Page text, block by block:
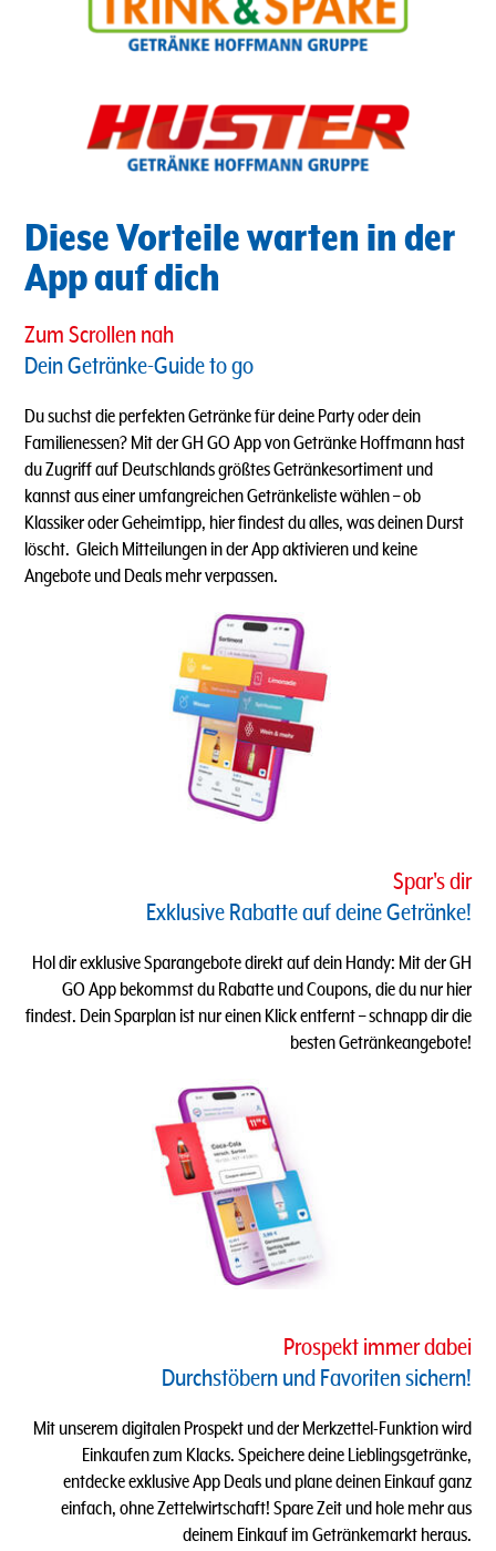
Diese Vorteile warten in der
App auf dich
Zum Scrollen nah
Dein Getränke-Guide to go
Du suchst die perfekten Getränke für deine Party oder dein
Familienessen? Mit der GH GO App von Getränke Hoffmann hast
du Zugriff auf Deutschlands größtes Getränkesortiment und
kannst aus einer umfangreichen Getränkeliste wählen – ob
Klassiker oder Geheimtipp, hier findest du alles, was deinen Durst
löscht. ​ Gleich Mitteilungen in der App aktivieren und keine
Angebote und Deals mehr verpassen.
Spar's dir
Exklusive Rabatte auf deine Getränke!
Hol dir exklusive Sparangebote direkt auf dein Handy: Mit der GH
GO App bekommst du Rabatte und Coupons, die du nur hier
findest. Dein Sparplan ist nur einen Klick entfernt – schnapp dir die
besten Getränkeangebote!
Prospekt immer dabei
Durchstöbern und Favoriten sichern​!
Mit unserem digitalen Prospekt und der Merkzettel-Funktion wird
Einkaufen zum Klacks.​​ Speichere deine Lieblingsgetränke,
entdecke exklusive App Deals und plane deinen Einkauf ganz
einfach, ohne Zettelwirtschaft! Spare Zeit und hole mehr aus
deinem Einkauf im Getränkemarkt heraus.